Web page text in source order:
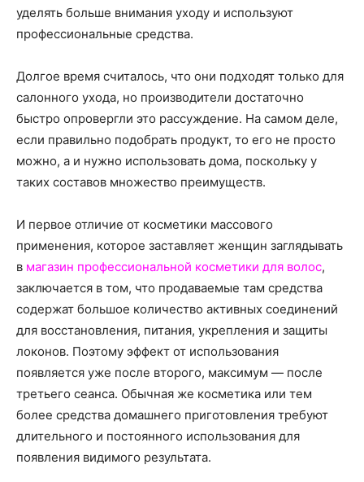
уделять больше внимания уходу и используют
профессиональные средства.
Долгое время считалось, что они подходят только для
салонного ухода, но производители достаточно
быстро опровергли это рассуждение. На самом деле,
если правильно подобрать продукт, то его не просто
можно, а и нужно использовать дома, поскольку у
таких составов множество преимуществ.
И первое отличие от косметики массового
применения, которое заставляет женщин заглядывать
в магазин профессиональной косметики для волос,
заключается в том, что продаваемые там средства
содержат большое количество активных соединений
для восстановления, питания, укрепления и защиты
локонов. Поэтому эффект от использования
появляется уже после второго, максимум — после
третьего сеанса. Обычная же косметика или тем
более средства домашнего приготовления требуют
длительного и постоянного использования для
появления видимого результата.